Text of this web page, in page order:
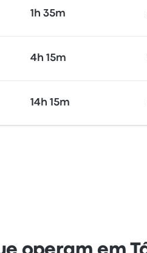
1h 35m
4h 15m
14h 15m